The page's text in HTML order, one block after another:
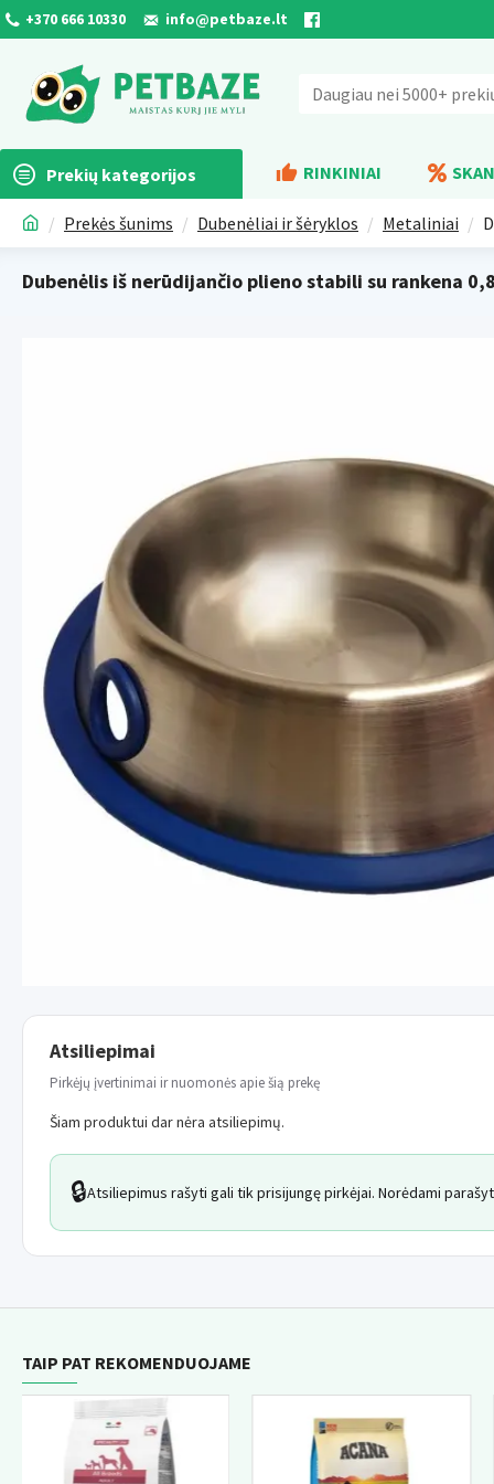
+370 666 10330 info@petbaze.lt
Prekių kategorijos RINKINIAI
Prekės šunims Dubenėliai ir šėryklos Metaliniai
Dubenėlis iš nerūdijančio plieno stabili su rankena
Atsiliepimai
Pirkėjų įvertinimai ir nuomonės apie šią prekę
Šiam produktui dar nėra atsiliepimų.
🔒Atsiliepimus rašyti gali tik prisijungę pirkėjai. Norėdami
TAIP PAT REKOMENDUOJAME